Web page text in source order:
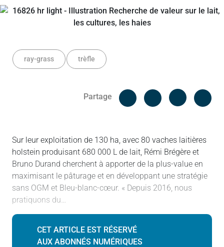
ray-grass trèfle
Partage
Facebook
Sur leur exploitation de 130 ha, avec 80 vaches laitières
holstein produisant 680 000 L de lait, Rémi Brégère et
Bruno Durand cherchent à apporter de la plus-value en
maximisant le pâturage et en développant une stratégie
sans OGM et Bleu-blanc-cœur. « Depuis 2016, nous
pratiquons du…
CET ARTICLE EST RÉSERVÉ
AUX ABONNÉS NUMÉRIQUES